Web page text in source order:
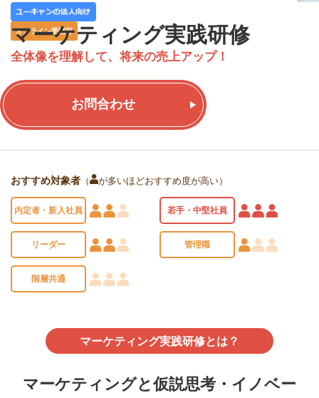
オンライン受講可
マーケティング実践研修
全体像を理解して、将来の売上アップ！
お問合わせ
おすすめ対象者 （ が多いほどおすすめ度が高い）
内定者・新入社員 若手・中堅社員
リーダー 管理職
階層共通
マーケティング実践研修とは？
マーケティングと仮説思考・イノベー